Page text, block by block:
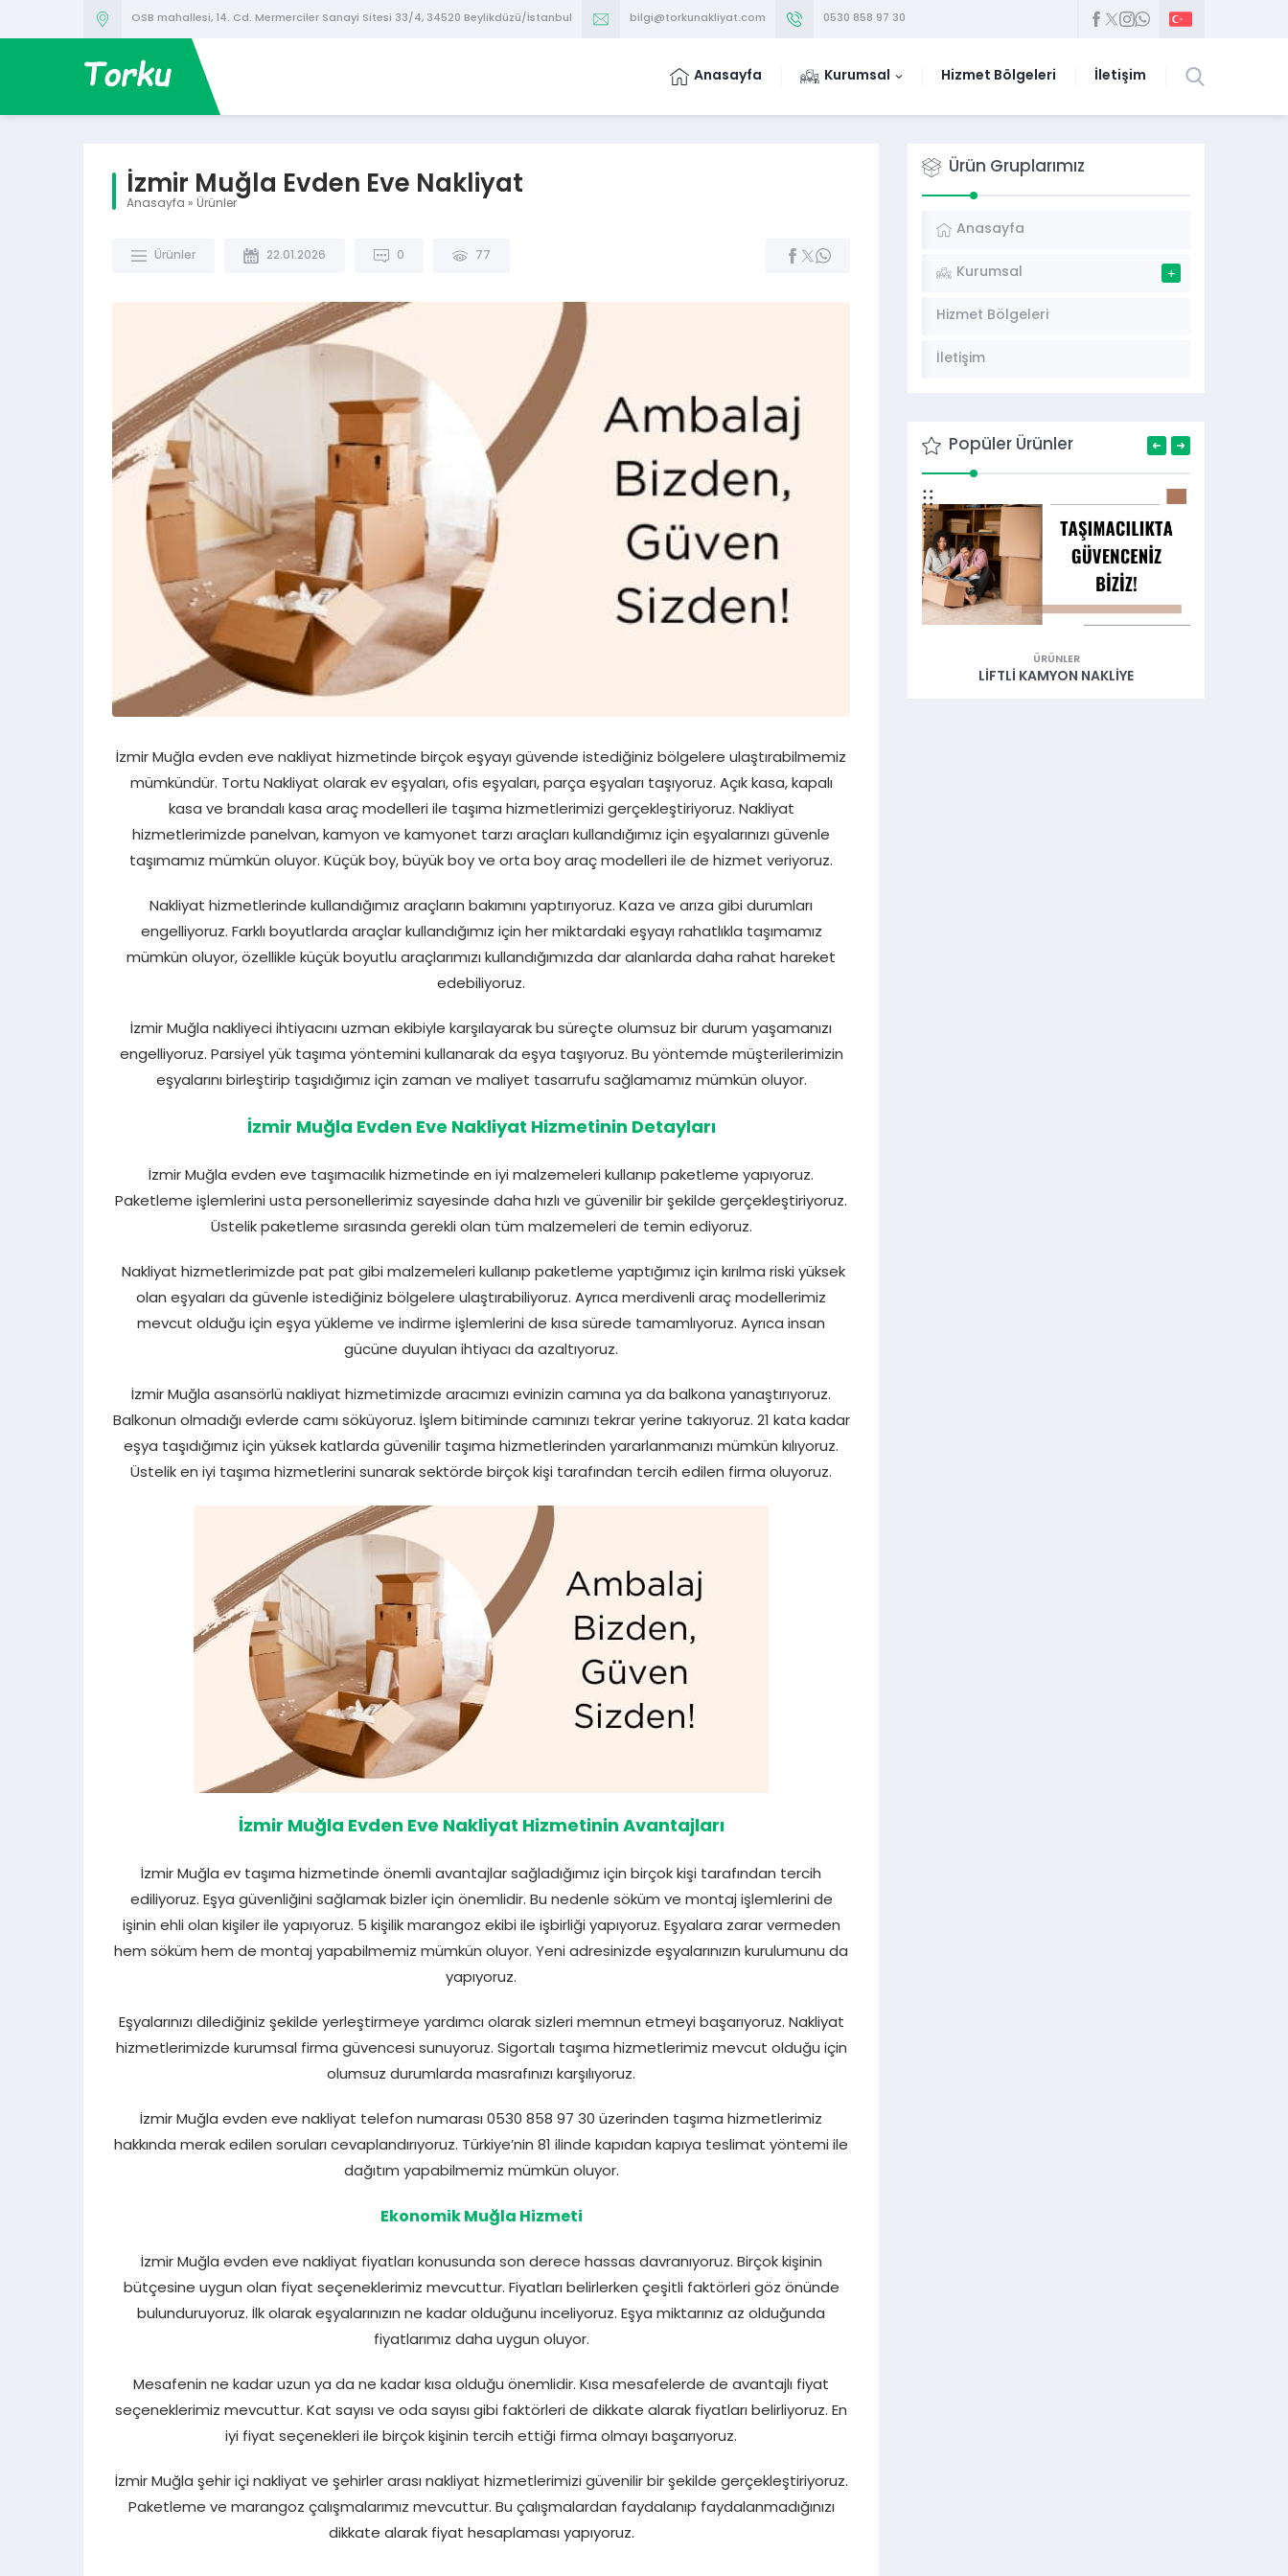
OSB mahallesi, 14. Cd. Mermerciler Sanayi Sitesi 33/4, 34520 Beylikdüzü/İstanbul bilgi@torkunakliyat.com 0530 858 97 30
Anasayfa Kurumsal Hizmet Bölgeleri İletişim
İzmir Muğla Evden Eve Nakliyat
Anasayfa » Ürünler
Ürünler 22.01.2026 0 77
İzmir Muğla evden eve nakliyat hizmetinde birçok eşyayı güvende istediğiniz bölgelere ulaştırabilmemiz
mümkündür. Tortu Nakliyat olarak ev eşyaları, ofis eşyaları, parça eşyaları taşıyoruz. Açık kasa, kapalı
kasa ve brandalı kasa araç modelleri ile taşıma hizmetlerimizi gerçekleştiriyoruz. Nakliyat
hizmetlerimizde panelvan, kamyon ve kamyonet tarzı araçları kullandığımız için eşyalarınızı güvenle
taşımamız mümkün oluyor. Küçük boy, büyük boy ve orta boy araç modelleri ile de hizmet veriyoruz.
Nakliyat hizmetlerinde kullandığımız araçların bakımını yaptırıyoruz. Kaza ve arıza gibi durumları
engelliyoruz. Farklı boyutlarda araçlar kullandığımız için her miktardaki eşyayı rahatlıkla taşımamız
mümkün oluyor, özellikle küçük boyutlu araçlarımızı kullandığımızda dar alanlarda daha rahat hareket
edebiliyoruz.
İzmir Muğla nakliyeci ihtiyacını uzman ekibiyle karşılayarak bu süreçte olumsuz bir durum yaşamanızı
engelliyoruz. Parsiyel yük taşıma yöntemini kullanarak da eşya taşıyoruz. Bu yöntemde müşterilerimizin
eşyalarını birleştirip taşıdığımız için zaman ve maliyet tasarrufu sağlamamız mümkün oluyor.
İzmir Muğla Evden Eve Nakliyat Hizmetinin Detayları
İzmir Muğla evden eve taşımacılık hizmetinde en iyi malzemeleri kullanıp paketleme yapıyoruz.
Paketleme işlemlerini usta personellerimiz sayesinde daha hızlı ve güvenilir bir şekilde gerçekleştiriyoruz.
Üstelik paketleme sırasında gerekli olan tüm malzemeleri de temin ediyoruz.
Nakliyat hizmetlerimizde pat pat gibi malzemeleri kullanıp paketleme yaptığımız için kırılma riski yüksek
olan eşyaları da güvenle istediğiniz bölgelere ulaştırabiliyoruz. Ayrıca merdivenli araç modellerimiz
mevcut olduğu için eşya yükleme ve indirme işlemlerini de kısa sürede tamamlıyoruz. Ayrıca insan
gücüne duyulan ihtiyacı da azaltıyoruz.
İzmir Muğla asansörlü nakliyat hizmetimizde aracımızı evinizin camına ya da balkona yanaştırıyoruz.
Balkonun olmadığı evlerde camı söküyoruz. İşlem bitiminde camınızı tekrar yerine takıyoruz. 21 kata kadar
eşya taşıdığımız için yüksek katlarda güvenilir taşıma hizmetlerinden yararlanmanızı mümkün kılıyoruz.
Üstelik en iyi taşıma hizmetlerini sunarak sektörde birçok kişi tarafından tercih edilen firma oluyoruz.
İzmir Muğla Evden Eve Nakliyat Hizmetinin Avantajları
İzmir Muğla ev taşıma hizmetinde önemli avantajlar sağladığımız için birçok kişi tarafından tercih
ediliyoruz. Eşya güvenliğini sağlamak bizler için önemlidir. Bu nedenle söküm ve montaj işlemlerini de
işinin ehli olan kişiler ile yapıyoruz. 5 kişilik marangoz ekibi ile işbirliği yapıyoruz. Eşyalara zarar vermeden
hem söküm hem de montaj yapabilmemiz mümkün oluyor. Yeni adresinizde eşyalarınızın kurulumunu da
yapıyoruz.
Eşyalarınızı dilediğiniz şekilde yerleştirmeye yardımcı olarak sizleri memnun etmeyi başarıyoruz. Nakliyat
hizmetlerimizde kurumsal firma güvencesi sunuyoruz. Sigortalı taşıma hizmetlerimiz mevcut olduğu için
olumsuz durumlarda masrafınızı karşılıyoruz.
İzmir Muğla evden eve nakliyat telefon numarası 0530 858 97 30 üzerinden taşıma hizmetlerimiz
hakkında merak edilen soruları cevaplandırıyoruz. Türkiye’nin 81 ilinde kapıdan kapıya teslimat yöntemi ile
dağıtım yapabilmemiz mümkün oluyor.
Ekonomik Muğla Hizmeti
İzmir Muğla evden eve nakliyat fiyatları konusunda son derece hassas davranıyoruz. Birçok kişinin
bütçesine uygun olan fiyat seçeneklerimiz mevcuttur. Fiyatları belirlerken çeşitli faktörleri göz önünde
bulunduruyoruz. İlk olarak eşyalarınızın ne kadar olduğunu inceliyoruz. Eşya miktarınız az olduğunda
fiyatlarımız daha uygun oluyor.
Mesafenin ne kadar uzun ya da ne kadar kısa olduğu önemlidir. Kısa mesafelerde de avantajlı fiyat
seçeneklerimiz mevcuttur. Kat sayısı ve oda sayısı gibi faktörleri de dikkate alarak fiyatları belirliyoruz. En
iyi fiyat seçenekleri ile birçok kişinin tercih ettiği firma olmayı başarıyoruz.
İzmir Muğla şehir içi nakliyat ve şehirler arası nakliyat hizmetlerimizi güvenilir bir şekilde gerçekleştiriyoruz.
Paketleme ve marangoz çalışmalarımız mevcuttur. Bu çalışmalardan faydalanıp faydalanmadığınızı
dikkate alarak fiyat hesaplaması yapıyoruz.
Ürün Gruplarımız
Anasayfa
Kurumsal
Hizmet Bölgeleri
İletişim
Popüler Ürünler
ÜRÜNLER
LIFTLI KAMYONET NAKLIYE